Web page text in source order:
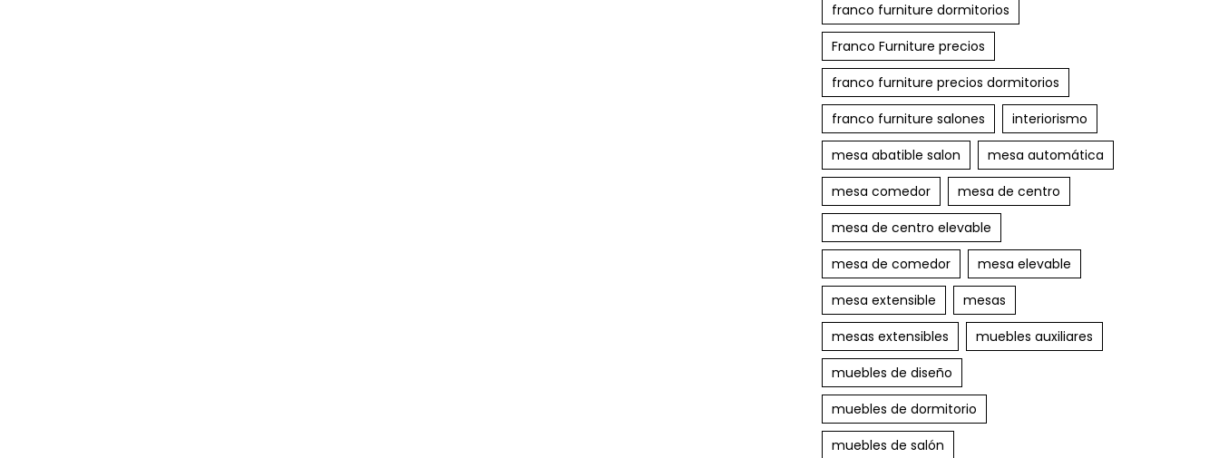
franco furniture dormitorios
Franco Furniture precios
franco furniture precios dormitorios
franco furniture salones
interiorismo
mesa abatible salon
mesa automática
mesa comedor
mesa de centro
mesa de centro elevable
mesa de comedor
mesa elevable
mesa extensible
mesas
mesas extensibles
muebles auxiliares
muebles de diseño
muebles de dormitorio
muebles de salón